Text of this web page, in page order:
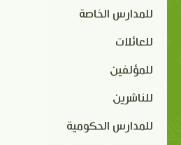
للمدارس الخاصة
للعائلات
للمؤلفين
للناشرين
للمدارس الحكومية